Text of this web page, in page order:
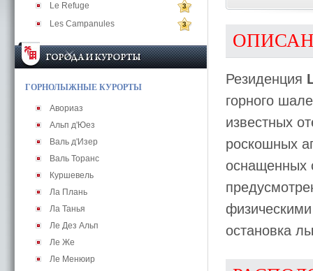
Le Refuge 3
Les Campanules 3
ГОРНОЛЫЖНЫЕ КУРОРТЫ
Авориаз
Альп д'Юез
Валь д'Изер
Валь Торанс
Куршевель
Ла Плань
Ла Танья
Ле Дез Альп
Ле Же
Ле Менюир
Резиденция
горного
известных
роскошных
оснащенных
остановка